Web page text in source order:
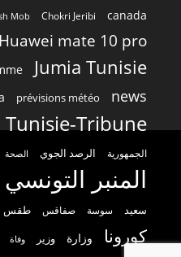
canada
Chokri Jeribi
Mob
Huawei mate 10 pro
Jumia Tunisie
news
prévisions météo
Tunisie-Tribune
الجمهورية الرصد الجوي الصحة
المنبر التونسي
سعيد سوسة صفاقس طقس
كورونا وزارة وزير وفاة